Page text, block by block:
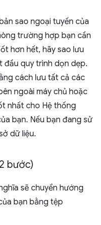
sao ngoại tuyến của
trường hợp bạn cần
hơn hết, hãy sao lưu
quy trình dọn dẹp.
cách lưu tất cả các
ngoài máy chủ hoặc
nhất cho Hệ thống
bạn. Nếu bạn đang sử
dữ liệu.
bước)
sẽ chuyển hướng
bạn bằng tệp